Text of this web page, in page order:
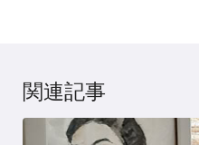
関連記事